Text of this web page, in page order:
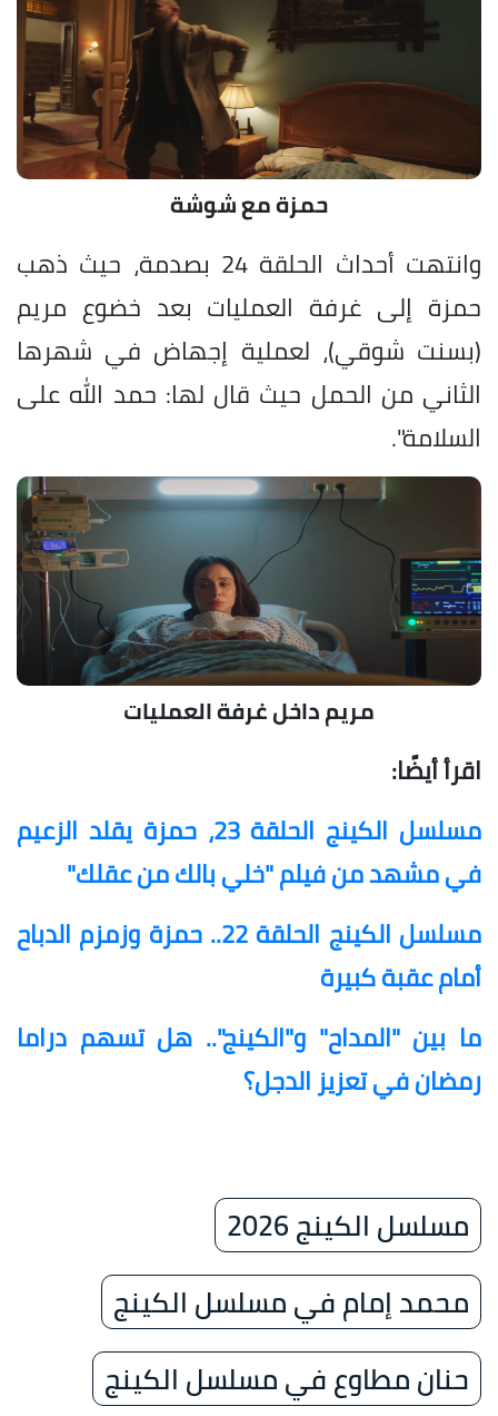
حمزة مع شوشة
وانتهت أحداث الحلقة 24 بصدمة، حيث ذهب
حمزة إلى غرفة العمليات بعد خضوع مريم
(بسنت شوقي)، لعملية إجهاض في شهرها
الثاني من الحمل حيث قال لها: حمد الله على
السلامة".
مريم داخل غرفة العمليات
اقرأ أيضًا:
مسلسل الكينج الحلقة 23، حمزة يقلد الزعيم
في مشهد من فيلم "خلي بالك من عقلك"
مسلسل الكينج الحلقة 22.. حمزة وزمزم الدباح
أمام عقبة كبيرة
ما بين "المداح" و"الكينج".. هل تسهم دراما
رمضان في تعزيز الدجل؟
مسلسل الكينج 2026
محمد إمام في مسلسل الكينج
حنان مطاوع في مسلسل الكينج